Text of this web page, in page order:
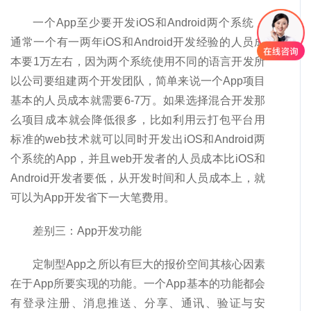
一个App至少要开发iOS和Android两个系统，
通常一个有一两年iOS和Android开发经验的人员成
本要1万左右，因为两个系统使用不同的语言开发所
以公司要组建两个开发团队，简单来说一个App项目
基本的人员成本就需要6-7万。如果选择混合开发那
么项目成本就会降低很多，比如利用云打包平台用
标准的web技术就可以同时开发出iOS和Android两
个系统的App，并且web开发者的人员成本比iOS和
Android开发者要低，从开发时间和人员成本上，就
可以为App开发省下一大笔费用。
差别三：App开发功能
定制型App之所以有巨大的报价空间其核心因素
在于App所要实现的功能。一个App基本的功能都会
有登录注册、消息推送、分享、通讯、验证与安